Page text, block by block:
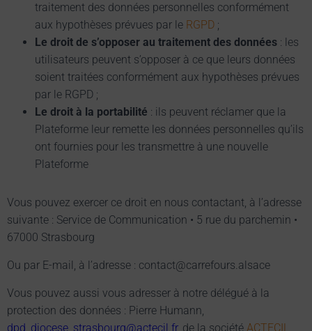
traitement des données personnelles conformément
aux hypothèses prévues par le RGPD ;
Le droit de s’opposer au traitement des données : les
utilisateurs peuvent s’opposer à ce que leurs données
soient traitées conformément aux hypothèses prévues
par le RGPD ;
Le droit à la portabilité : ils peuvent réclamer que la
Plateforme leur remette les données personnelles qu’ils
ont fournies pour les transmettre à une nouvelle
Plateforme
Vous pouvez exercer ce droit en nous contactant, à l’adresse
suivante : Service de Communication • 5 rue du parchemin •
67000 Strasbourg
Ou par E-mail, à l’adresse : contact@carrefours.alsace
Vous pouvez aussi vous adresser à notre délégué à la
protection des données : Pierre Humann,
dpd_diocese_strasbourg@actecil.fr, de la société ACTECIL